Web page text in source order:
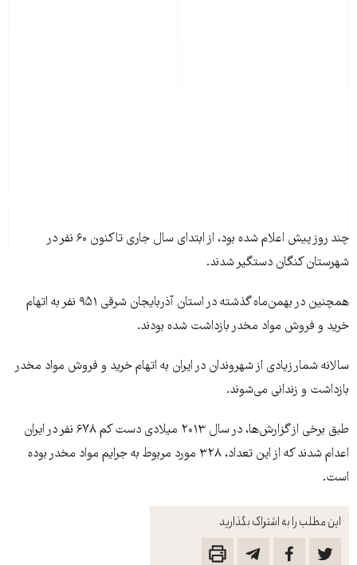
این مطلب را به اشتراک بگذارید
چند روز پیش اعلام شده بود، از ابتدای سال جاری تاکنون ۶۰ نفر در
شهرستان کنگان دستگیر شدند.
همچنین در بهمن‌ماه گذشته در استان آذربایجان شرقی ۹۵۱ نفر به اتهام
خرید و فروش مواد مخدر بازداشت شده بودند.
سالانه شمار زیادی از شهروندان در ایران به اتهام خرید و فروش مواد مخدر
بازداشت و زندانی‌ می‌شوند.
طبق برخی از گزارش‌ها، در سال ۲۰۱۳ میلادی دست کم ۶۷۸ نفر در ایران
اعدام شدند که از این تعداد، ۳۲۸ مورد مربوط به جرایم مواد مخدر بوده
است.